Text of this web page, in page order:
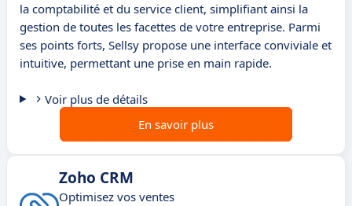
la comptabilité et du service client, simplifiant ainsi la
gestion de toutes les facettes de votre entreprise. Parmi
ses points forts, Sellsy propose une interface conviviale et
intuitive, permettant une prise en main rapide.
Voir plus de détails
En savoir plus
Zoho CRM
Optimisez vos ventes